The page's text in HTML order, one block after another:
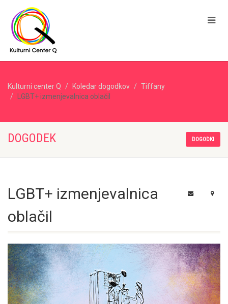
Kulturni center Q Koledar dogodkov
Tiffany
LGBT+ izmenjevalnica oblačil
DOGODEK DOGODKI
LGBT+ izmenjevalnica
oblačil